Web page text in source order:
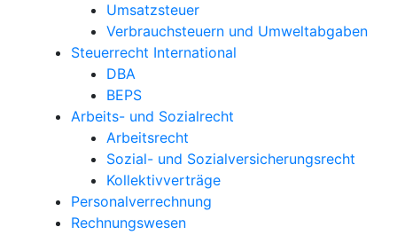
Umsatzsteuer
Verbrauchsteuern und Umweltabgaben
Steuerrecht International
DBA
BEPS
Arbeits- und Sozialrecht
Arbeitsrecht
Sozial- und Sozialversicherungsrecht
Kollektivverträge
Personalverrechnung
Rechnungswesen